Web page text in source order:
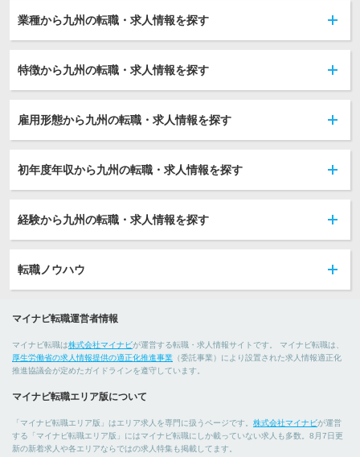
業種から九州の転職・求人情報を探す
特徴から九州の転職・求人情報を探す
雇用形態から九州の転職・求人情報を探す
初年度年収から九州の転職・求人情報を探す
経験から九州の転職・求人情報を探す
転職ノウハウ
マイナビ転職運営者情報
マイナビ転職は株式会社マイナビが運営する転職・求人情報サイトです。 マイナビ転職は、
厚生労働省の求人情報提供の適正化推進事業 （委託事業）により設置された求人情報適正化
推進協議会が定めたガイドラインを遵守しています。
マイナビ転職エリア版について
「マイナビ転職エリア版」はエリア求人を専門に扱うページです。 株式会社マイナビが運営
する「マイナビ転職エリア版」にはマイナビ転職にしか載っていない求人も多数。8月7日更
新の新着求人や各エリアならではの求人特集も掲載してます。